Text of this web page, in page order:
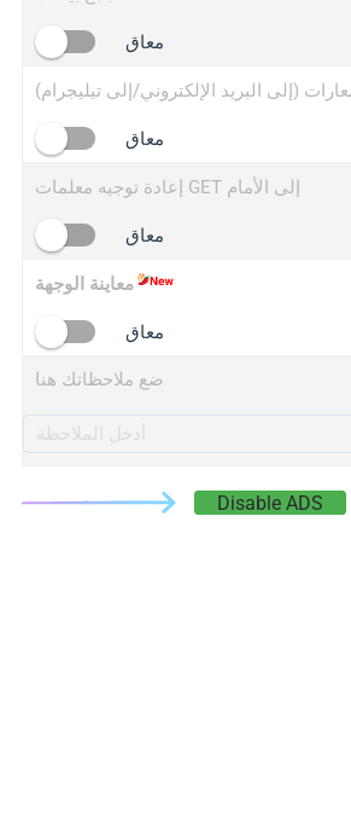
iplogger.cn
معاق
(إلى البريد الإلكتروني/إلى تيليجرام)
معاق
إعادة توجيه معلمات GET إلى الأمام
معاق
معاينة الوجهة
معاق
ضع ملاحظاتك هنا
Disable ADS